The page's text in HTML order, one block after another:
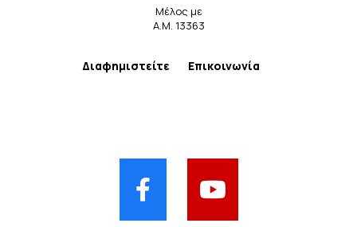
Μέλος με
Α.Μ. 13363
Διαφημιστείτε Επικοινωνία